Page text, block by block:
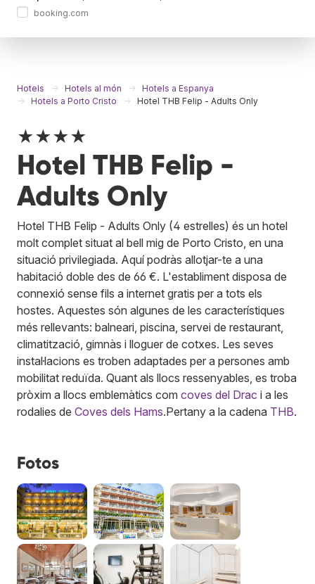
booking.com
Hotels Hotels al món
Hotels a Espanya
Hotels a Porto Cristo
Hotel THB Felip - Adults Only
★★★★
Hotel THB Felip -
Adults Only
Hotel THB Felip - Adults Only (4 estrelles) és un hotel
molt complet situat al bell mig de Porto Cristo, en una
situació privilegiada. Aquí podràs allotjar-te a una
habitació doble des de 66 €. L'establiment disposa de
connexió sense fils a internet gratis per a tots els
hostes. Aquestes són algunes de les característiques
més rellevants: balneari, piscina, servei de restaurant,
climatització, gimnàs i lloguer de cotxes. Les seves
instal·lacions es troben adaptades per a persones amb
mobilitat reduïda. Quant als llocs ressenyables, es troba
pròxim a llocs emblemàtics com coves del Drac i a les
rodalies de Coves dels Hams.Pertany a la cadena THB.
Fotos